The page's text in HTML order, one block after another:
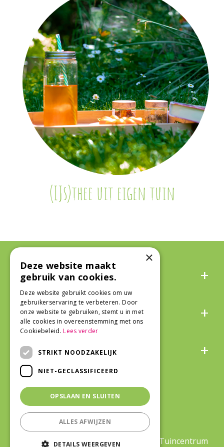
(IJs)thee uit eigen tuin
Algemeen
Over ons
Snel naar
Veilig winkelen
©Life and Garden|Green Solutions Tuincentrum
×
Deze website maakt
gebruik van cookies.
Deze website gebruikt cookies om uw
gebruikerservaring te verbeteren. Door
onze website te gebruiken, stemt u in met
alle cookies in overeenstemming met ons
Cookiebeleid.Lees verder
STRIKT NOODZAKELIJK
NIET-GECLASSIFICEERD
OPSLAAN EN SLUITEN
ALLES AFWIJZEN
DETAILS WEERGEVEN